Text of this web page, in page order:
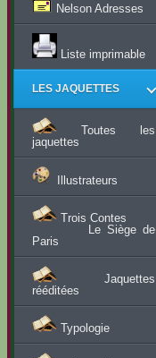
Nelson Adresses
Liste imprimable
LES JAQUETTES
Toutes les
jaquettes
Illustrateurs
Trois Contes
Le Siège de
Paris
Jaquettes
rééditées
Typologie